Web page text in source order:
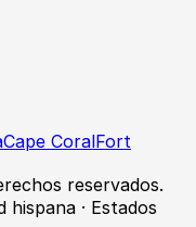
Cape CoralFort
reservados.
· Estados